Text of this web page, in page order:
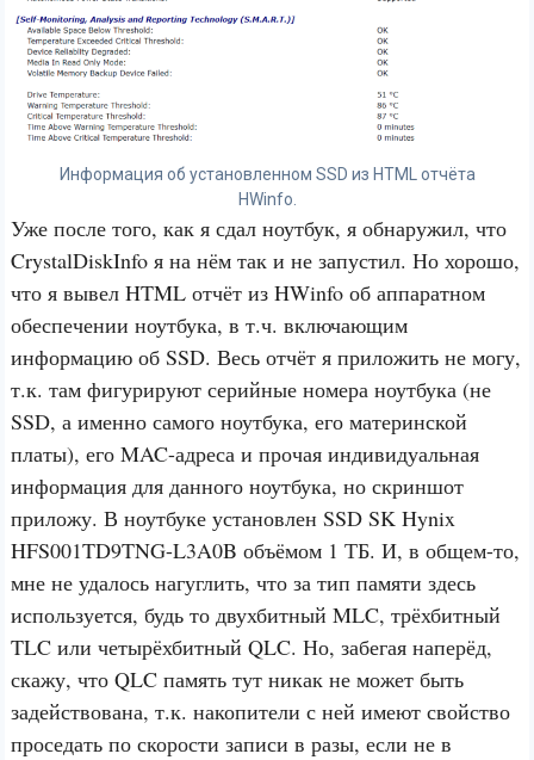
Информация об установленном SSD из HTML отчёта
HWinfo.
Уже после того, как я сдал ноутбук, я обнаружил, что
CrystalDiskInfo я на нём так и не запустил. Но хорошо,
что я вывел HTML отчёт из HWinfo об аппаратном
обеспечении ноутбука, в т.ч. включающим
информацию об SSD. Весь отчёт я приложить не могу,
т.к. там фигурируют серийные номера ноутбука (не
SSD, а именно самого ноутбука, его материнской
платы), его MAC-адреса и прочая индивидуальная
информация для данного ноутбука, но скриншот
приложу. В ноутбуке установлен SSD SK Hynix
HFS001TD9TNG-L3A0B объёмом 1 ТБ. И, в общем-то,
мне не удалось нагуглить, что за тип памяти здесь
используется, будь то двухбитный MLC, трёхбитный
TLC или четырёхбитный QLC. Но, забегая наперёд,
скажу, что QLC память тут никак не может быть
задействована, т.к. накопители с ней имеют свойство
проседать по скорости записи в разы, если не в